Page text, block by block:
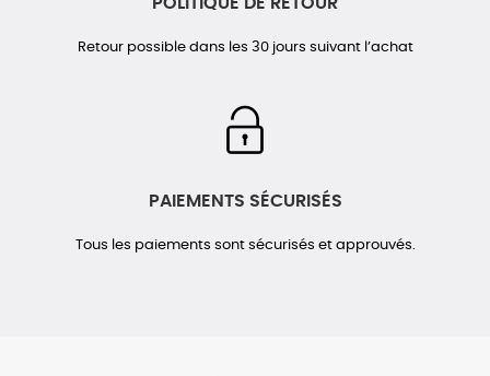
Retour possible dans les 30 jours suivant l’achat
PAIEMENTS SÉCURISÉS
Tous les paiements sont sécurisés et approuvés.